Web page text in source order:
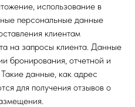
использование в
персональные данные
клиентам
на запросы клиента. Данные
бронирования, отчетной и
данные, как адрес
для получения отзывов о